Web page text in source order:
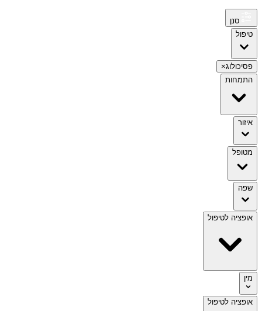
סנן
טיפול
פסיכולוג×
התמחות
איזור
מטופל
שפה
אופציה לטיפול
מין
אופציה לטיפול